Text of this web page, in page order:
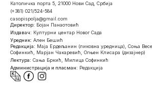
Католичка порта 5, 21000 Нови Сад, Србија
(+381) 021/524-584
casopispolja@gmail.com
Директор: Бојан Панаотовић
Издавач: Културни центар Новог Сада
Уредник: Ален Бешић
Редакција: Маја Ердељанин (ликовна уредница), Соња
Софинкић, Марјан Чакаревић, Огњен Клисара (дизајнер)
Лектура: Сања Бркић, Милица Софинкић
Администрација и пласман: Редакција